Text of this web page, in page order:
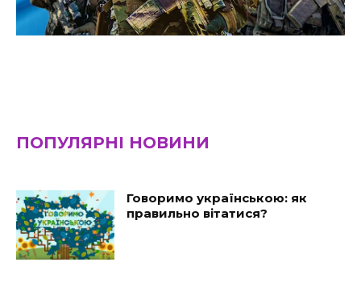
ПОПУЛЯРНІ НОВИНИ
Говоримо українською: як
правильно вітатися?